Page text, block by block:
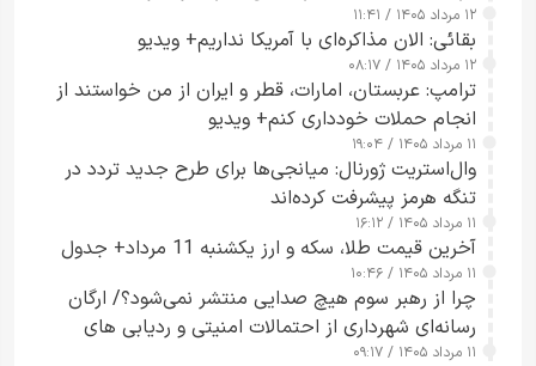
۱۲ مرداد ۱۴۰۵ / ۱۱:۴۱
بقائی: الان مذاکره‌ای با آمریکا نداریم+ ویدیو
۱۲ مرداد ۱۴۰۵ / ۰۸:۱۷
ترامپ: عربستان، امارات، قطر و ایران از من خواستند از
انجام حملات خودداری کنم+ ویدیو
۱۱ مرداد ۱۴۰۵ / ۱۹:۰۴
وال‌استریت ژورنال: میانجی‌ها برای طرح جدید تردد در
تنگه هرمز پیشرفت کرده‌اند
۱۱ مرداد ۱۴۰۵ / ۱۶:۱۲
آخرین قیمت طلا، سکه و ارز یکشنبه 11 مرداد+ جدول
۱۱ مرداد ۱۴۰۵ / ۱۰:۴۶
چرا از رهبر سوم هیچ صدایی منتشر نمی‌شود؟/ ارگان
رسانه‌ای شهرداری از احتمالات امنیتی و ردیابی های
جاسوسی گفت
۱۱ مرداد ۱۴۰۵ / ۰۹:۱۷